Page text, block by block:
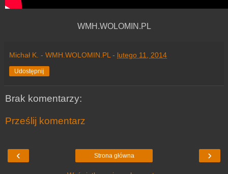
WMH.WOLOMIN.PL
Michał K. - WMH.WOLOMIN.PL - lutego 11, 2014
Udostępnij
Brak komentarzy:
Prześlij komentarz
‹ ›
Strona główna